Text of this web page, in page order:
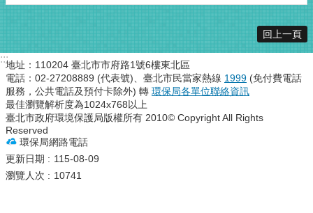
回上一頁
:::地址：110204 臺北市市府路1號6樓東北區
電話：02-27208889 (代表號)、臺北市民當家熱線 1999 (免付費電話
服務，公共電話及預付卡除外) 轉 環保局各單位聯絡資訊
最佳瀏覽解析度為1024x768以上
臺北市政府環境保護局版權所有 2010© Copyright All Rights
Reserved
環保局網路電話
更新日期
115-08-09
瀏覽人次
10741